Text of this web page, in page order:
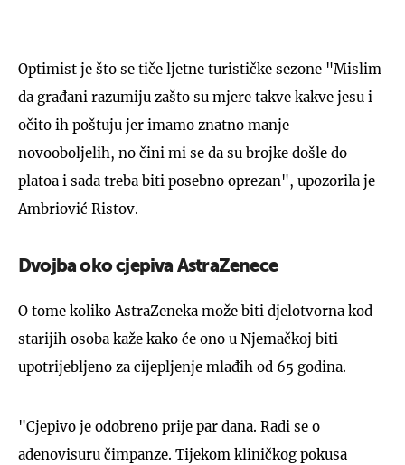
Optimist je što se tiče ljetne turističke sezone "Mislim
da građani razumiju zašto su mjere takve kakve jesu i
očito ih poštuju jer imamo znatno manje
novooboljelih, no čini mi se da su brojke došle do
platoa i sada treba biti posebno oprezan", upozorila je
Ambriović Ristov.
Dvojba oko cjepiva AstraZenece
O tome koliko AstraZeneka može biti djelotvorna kod
starijih osoba kaže kako će ono u Njemačkoj biti
upotrijebljeno za cijepljenje mlađih od 65 godina.
"Cjepivo je odobreno prije par dana. Radi se o
adenovisuru čimpanze. Tijekom kliničkog pokusa